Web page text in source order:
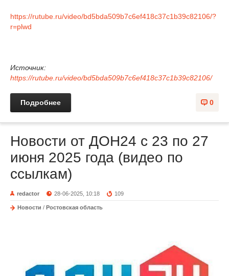
https://rutube.ru/video/bd5bda509b7c6ef418c37c1b39c82106/?
r=plwd
Источник:
https://rutube.ru/video/bd5bda509b7c6ef418c37c1b39c82106/
0
Подробнее
Новости от ДОН24 с 23 по 27
июня 2025 года (видео по
ссылкам)
redactor 28-06-2025, 10:18 109
Новости / Ростовская область